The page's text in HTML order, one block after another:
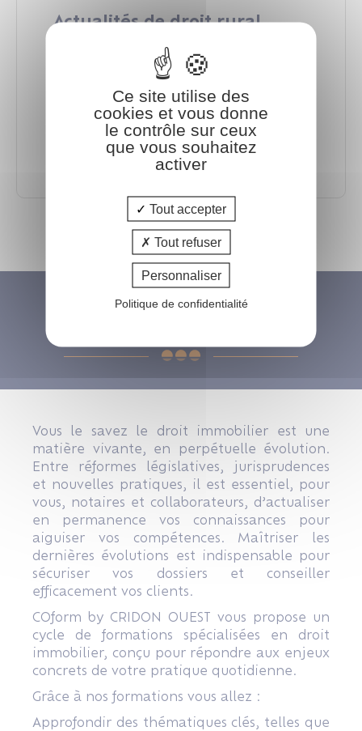
Actualités de droit rural
Si la prochaine loi d’orientation
agricole se fait attendre, le droit
rural n’est pas pour autant figé. Les
juges...
Pôle IMMOBILIER
Vous le savez le droit immobilier est une
matière vivante, en perpétuelle évolution.
Entre réformes législatives, jurisprudences
et nouvelles pratiques, il est essentiel, pour
vous, notaires et collaborateurs, d’actualiser
en permanence vos connaissances pour
aiguiser vos compétences. Maîtriser les
dernières évolutions est indispensable pour
sécuriser vos dossiers et conseiller
efficacement vos clients.
COform by CRIDON OUEST vous propose un
cycle de formations spécialisées en droit
immobilier, conçu pour répondre aux enjeux
concrets de votre pratique quotidienne.
Grâce à nos formations vous allez :
Approfondir des thématiques clés, telles que
Ce site utilise des
cookies et vous donne
le contrôle sur ceux
que vous souhaitez
activer
Tout accepter
Tout refuser
Personnaliser
Politique de confidentialité